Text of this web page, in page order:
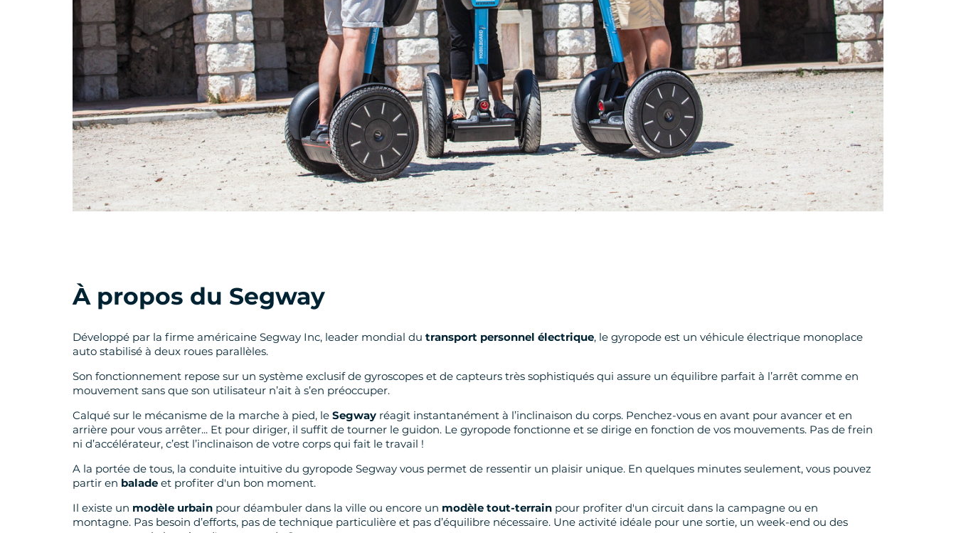
À propos du Segway
Développé par la firme américaine Segway Inc, leader mondial du transport personnel électrique, le gyropode est un véhicule électrique monoplace
auto stabilisé à deux roues parallèles.
Son fonctionnement repose sur un système exclusif de gyroscopes et de capteurs très sophistiqués qui assure un équilibre parfait à l’arrêt comme en
mouvement sans que son utilisateur n’ait à s’en préoccuper.
Calqué sur le mécanisme de la marche à pied, le Segway réagit instantanément à l’inclinaison du corps. Penchez-vous en avant pour avancer et en
arrière pour vous arrêter... Et pour diriger, il suffit de tourner le guidon. Le gyropode fonctionne et se dirige en fonction de vos mouvements. Pas de frein
ni d’accélérateur, c’est l’inclinaison de votre corps qui fait le travail !
A la portée de tous, la conduite intuitive du gyropode Segway vous permet de ressentir un plaisir unique. En quelques minutes seulement, vous pouvez
partir en balade et profiter d'un bon moment.
Il existe un modèle urbain pour déambuler dans la ville ou encore un modèle tout-terrain pour profiter d'un circuit dans la campagne ou en
montagne. Pas besoin d’efforts, pas de technique particulière et pas d’équilibre nécessaire. Une activité idéale pour une sortie, un week-end ou des